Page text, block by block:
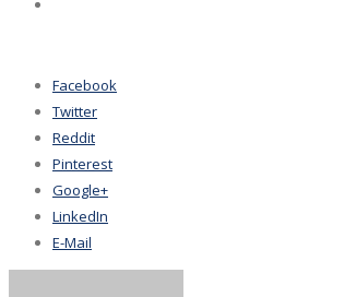
Facebook
Twitter
Reddit
Pinterest
Google+
LinkedIn
E-Mail